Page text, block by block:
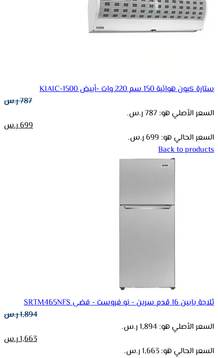
ستارة كيون هوائية 150 سم 220 وات -أبيض KIAIC-1500
787ر.س
السعر الأصلي هو: 787 ر.س.
699ر.س
السعر الحالي هو: 699 ر.س.
Back to products
ثلاجة بابين 16 قدم سرين - نو فروست - فضى SRTM465NFS
1,894ر.س
السعر الأصلي هو: 1,894 ر.س.
1,663ر.س
السعر الحالي هو: 1,663 ر.س.